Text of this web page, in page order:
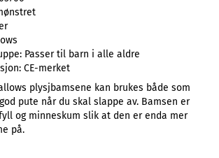
Passer til barn i alle aldre
CE-merket
plysjbamsene kan brukes både som
pute når du skal slappe av. Bamsen er
og minneskum slik at den er enda mer
på.